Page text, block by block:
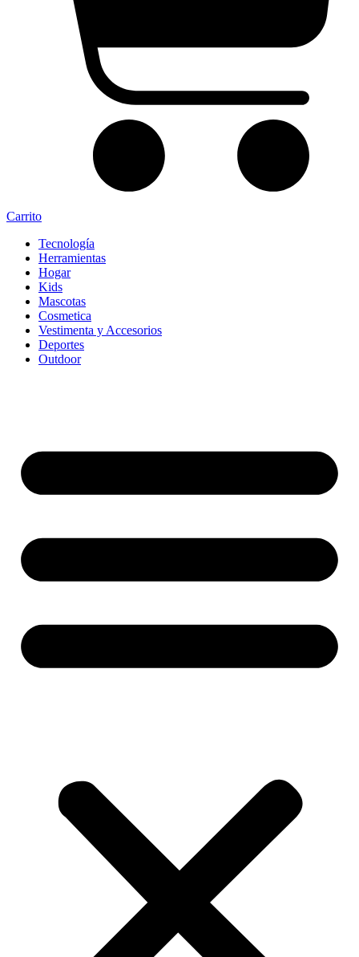
Carrito
Tecnología
Herramientas
Hogar
Kids
Mascotas
Cosmetica
Vestimenta y Accesorios
Deportes
Outdoor